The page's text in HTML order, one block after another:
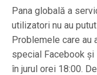
Pana globală a
utilizatori nu au
Problemele care au
special Facebook
în jurul orei 18:00.